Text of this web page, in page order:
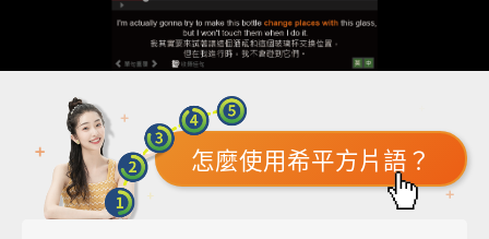
怎麼使用希平方片語？